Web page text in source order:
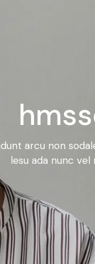
arcu non
lesu ada nunc